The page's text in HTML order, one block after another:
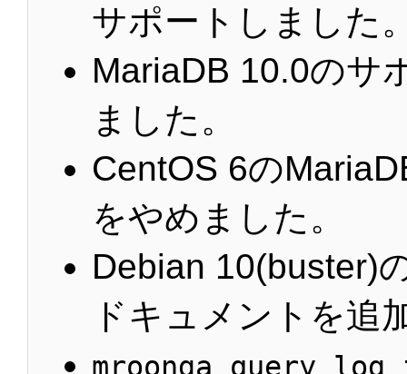
サポートしました
MariaDB 10.0のサ
ました。
CentOS 6の
をやめました。
Debian 10(buster)
ドキュメントを追